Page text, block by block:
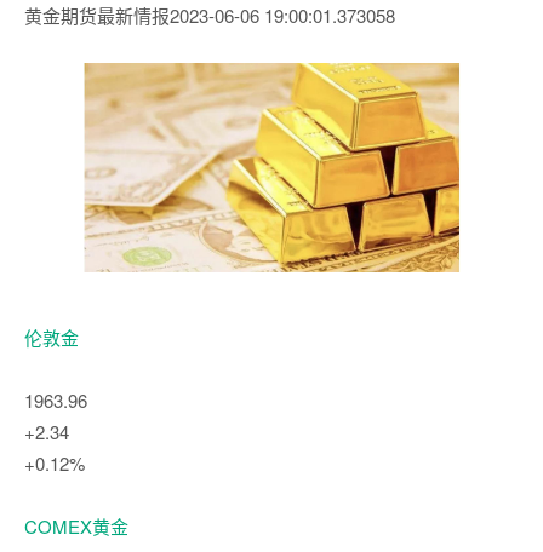
黄金期货最新情报2023-06-06 19:00:01.373058
伦敦金
1963.96
+2.34
+0.12%
COMEX黄金